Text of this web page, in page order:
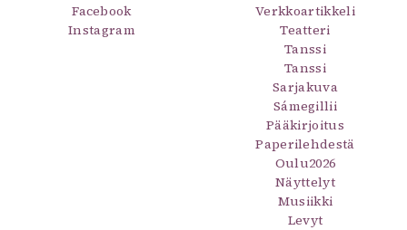
Facebook
Instagram
Verkkoartikkeli
Teatteri
Tanssi
Tanssi
Sarjakuva
Sámegillii
Pääkirjoitus
Paperilehdestä
Oulu2026
Näyttelyt
Musiikki
Levyt